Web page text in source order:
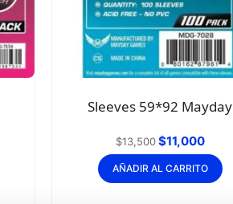
Sleeves 59*92 Mayday
$13,500 $11,000
AÑADIR AL CARRITO